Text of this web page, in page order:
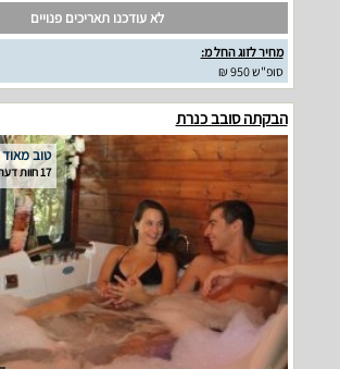
לא עודכנו תאריכים פנויים
מחיר לזוג החל מ:
סופ"ש 950 ₪
הבקתה סובב כנרת
טוב מאוד
17 חוות דעת אמיתיות